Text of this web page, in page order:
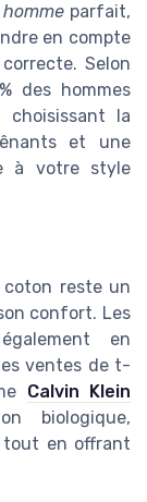
parfait,
en compte
Selon
des hommes
la
et une
à votre style
reste un
confort. Les
en
ventes de t-
Calvin Klein
biologique,
tout en offrant